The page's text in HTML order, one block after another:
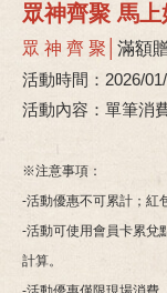
眾神齊聚 馬上
眾 神 齊 聚│ 滿額
活動時間：2026/
活動內容：單筆消
※注意事項：
-活動優惠不可累計；紅
-活動可使用會員卡累兌
計算。